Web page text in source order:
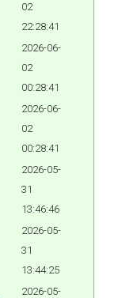
02
22:28:41
2026-06-
02
00:28:41
2026-06-
02
00:28:41
2026-05-
31
13:46:46
2026-05-
31
13:44:25
2026-05-